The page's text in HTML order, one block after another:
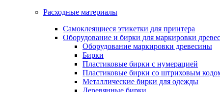
Расходные материалы
Самоклеящиеся этикетки для принтера
Оборудование и бирки для маркировки
Оборудование маркировки древесины
Бирки
Пластиковые бирки с нумерацией
Пластиковые бирки со штриховым
Металлические бирки для одежды
Деревянные бирки